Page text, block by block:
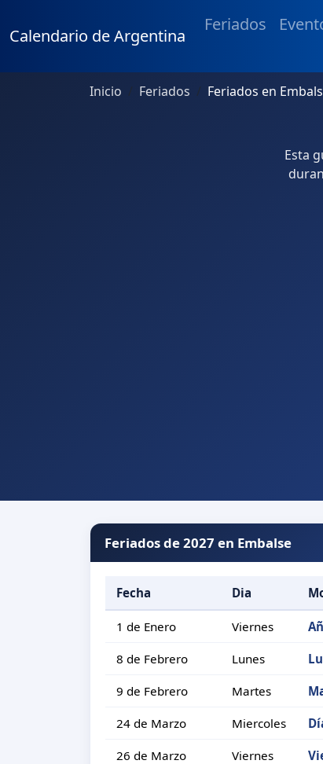
Calendario de Argentina
Feriados
Inicio Feriados Feriados en
Esta
Feriados de 2027 en Embalse
Fecha Dia
1 de Enero Viernes
8 de Febrero Lunes
9 de Febrero Martes
24 de Marzo Miercoles
26 de Marzo Viernes